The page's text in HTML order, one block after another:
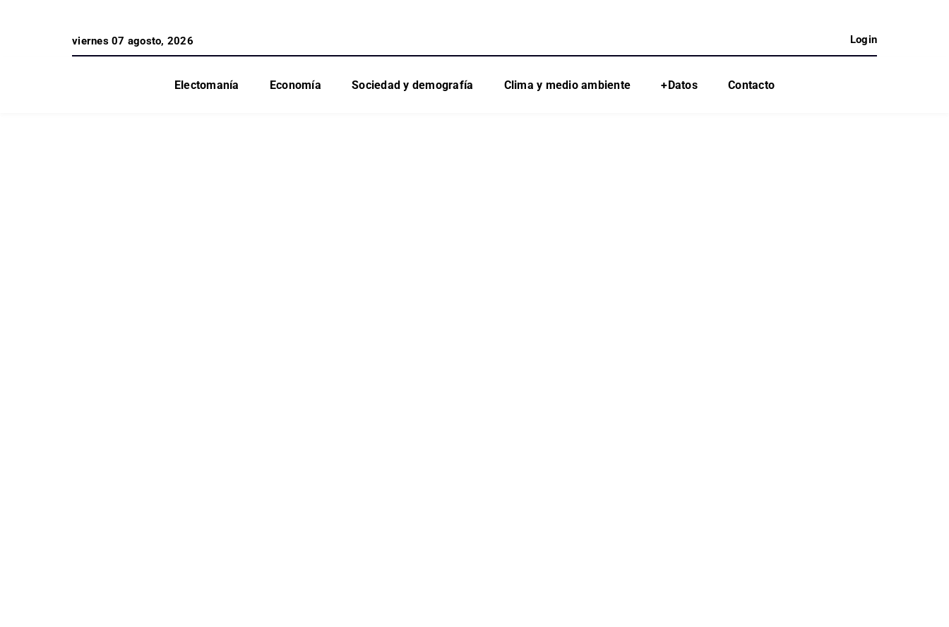
viernes 07 agosto, 2026 Login
Electomanía Economía Sociedad y demografía Clima y medio ambiente +Datos Contacto